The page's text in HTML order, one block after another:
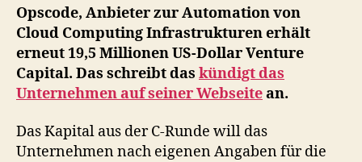
Höhe
von
Millionen
Dollar
Opscode, Anbieter zur Automation von
Cloud Computing Infrastrukturen erhält
erneut 19,5 Millionen US-Dollar Venture
Capital. Das schreibt das kündigt das
Unternehmen auf seiner Webseitean.
Das Kapital aus der C-Runde will das
Unternehmen nach eigenen Angaben für die